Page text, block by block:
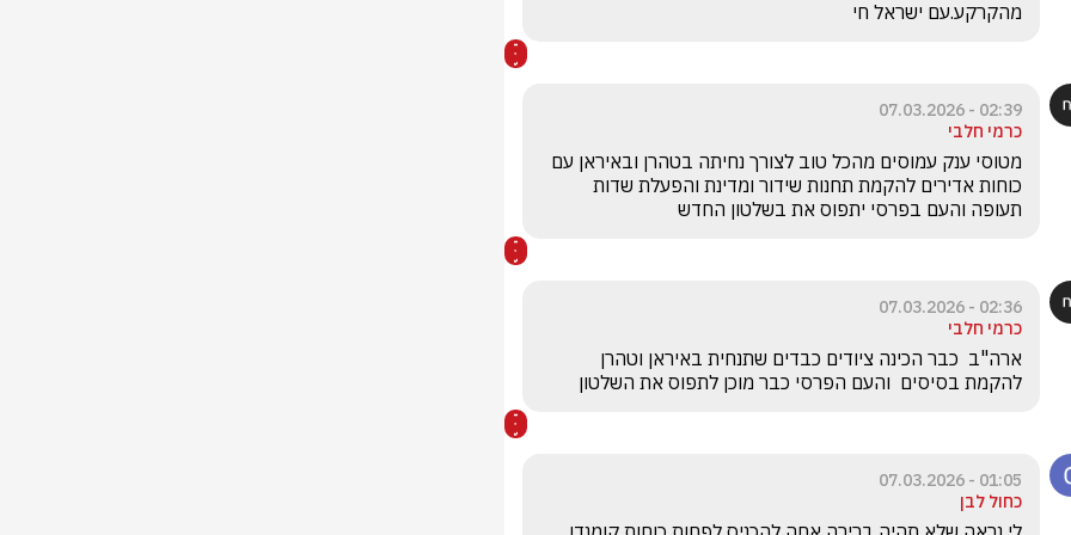
מהקרקע.עם ישראל חי
02:39 - 07.03.2026
כרמי חלבי
תעופה והעם בפרסי יתפוס את בשלטון החדש
02:36 - 07.03.2026
כרמי חלבי
להקמת בסיסים  והעם הפרסי כבר מוכן לתפוס את השלטון
01:05 - 07.03.2026
כחול לבן